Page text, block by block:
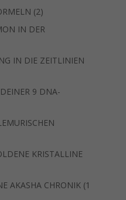
22
Produkte
IN DER
IN DIE ZEITLINIEN
9 DNA-
KRISTALLINE
AKASHA CHRONIK 1